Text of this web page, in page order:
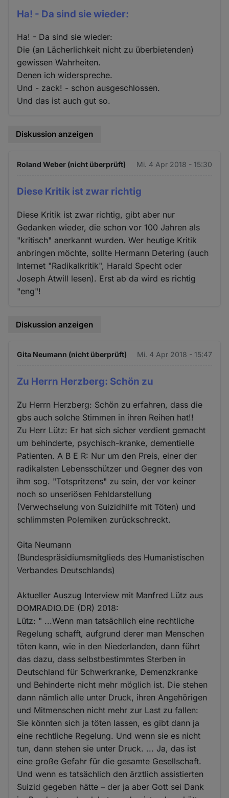
Ha! - Da sind sie wieder:
Ha! - Da sind sie wieder:
Die (an Lächerlichkeit nicht zu überbietenden)
gewissen Wahrheiten.
Denen ich widerspreche.
Und - zack! - schon ausgeschlossen.
Und das ist auch gut so.
Diskussion anzeigen
Roland Weber (nicht überprüft) Mi. 4 Apr 2018 - 15:30
Diese Kritik ist zwar richtig
Diese Kritik ist zwar richtig, gibt aber nur
Gedanken wieder, die schon vor 100 Jahren als
"kritisch" anerkannt wurden. Wer heutige Kritik
anbringen möchte, sollte Hermann Detering (auch
Internet "Radikalkritik", Harald Specht oder
Joseph Atwill lesen). Erst ab da wird es richtig
"eng"!
Diskussion anzeigen
Gita Neumann (nicht überprüft) Mi. 4 Apr 2018 - 15:47
Zu Herrn Herzberg: Schön zu
Zu Herrn Herzberg: Schön zu erfahren, dass die
gbs auch solche Stimmen in ihren Reihen hat!!
Zu Herr Lütz: Er hat sich sicher verdient gemacht
um behinderte, psychisch-kranke, dementielle
Patienten. A B E R: Nur um den Preis, einer der
radikalsten Lebensschützer und Gegner des von
ihm sog. "Totspritzens" zu sein, der vor keiner
noch so unseriösen Fehldarstellung
(Verwechselung von Suizidhilfe mit Töten) und
schlimmsten Polemiken zurückschreckt.
Gita Neumann
(Bundespräsidiumsmitglieds des Humanistischen
Verbandes Deutschlands)
Aktueller Auszug Interview mit Manfred Lütz aus
DOMRADIO.DE (DR) 2018:
Lütz: " ...Wenn man tatsächlich eine rechtliche
Regelung schafft, aufgrund derer man Menschen
töten kann, wie in den Niederlanden, dann führt
das dazu, dass selbstbestimmtes Sterben in
Deutschland für Schwerkranke, Demenzkranke
und Behinderte nicht mehr möglich ist. Die stehen
dann nämlich alle unter Druck, ihren Angehörigen
und Mitmenschen nicht mehr zur Last zu fallen:
Sie könnten sich ja töten lassen, es gibt dann ja
eine rechtliche Regelung. Und wenn sie es nicht
tun, dann stehen sie unter Druck. ... Ja, das ist
eine große Gefahr für die gesamte Gesellschaft.
Und wenn es tatsächlich den ärztlich assistierten
Suizid gegeben hätte – der ja aber Gott sei Dank